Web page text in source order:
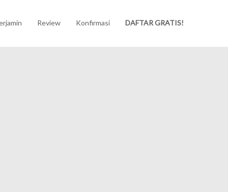
Review Konfirmasi DAFTAR GRATIS!